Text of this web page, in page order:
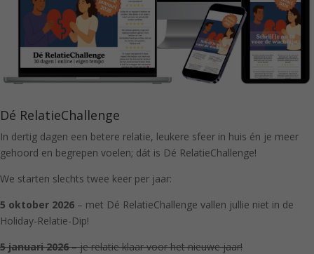
Dé RelatieChallenge
In dertig dagen een betere relatie, leukere sfeer in huis én je meer
gehoord en begrepen voelen; dát is Dé RelatieChallenge!
We starten slechts twee keer per jaar:
5 oktober 2026 – met Dé RelatieChallenge vallen jullie niet in de
Holiday-Relatie-Dip!
5 januari 2026– je relatie klaar voor het nieuwe jaar!